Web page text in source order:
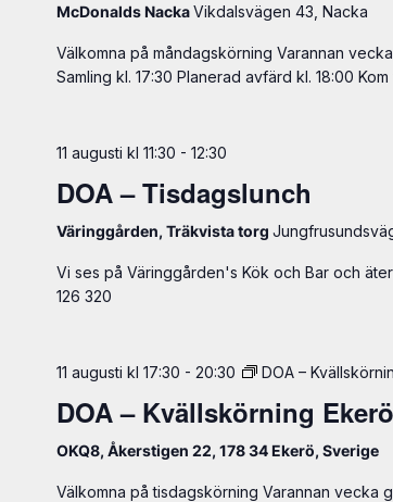
McDonalds NackaVikdalsvägen 43, Nacka
Välkomna på måndagskörning Varannan
Samling kl. 17:30 Planerad avfärd kl. 18:00
11 augusti kl 11:30 - 12:30
DOA – Tisdagslunch
Väringgården, Träkvista torg
Vi ses på Väringgården's Kök och Bar och
126 320
11 augusti kl 17:30 - 20:30 DOA –
DOA – Kvällskörning
OKQ8, Åkerstigen 22, 178 34 Ekerö, Sverige
Välkomna på tisdagskörning Varannan vecka